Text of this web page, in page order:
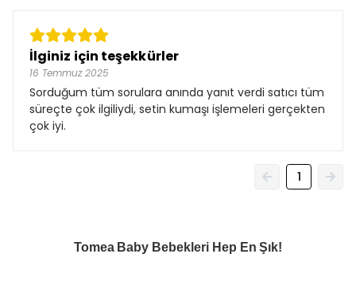
İlginiz için teşekkürler
16 Temmuz 2025
Sorduğum tüm sorulara anında yanıt verdi satıcı tüm
süreçte çok ilgiliydi, setin kumaşı işlemeleri gerçekten
çok iyi.
1
Tomea Baby Bebekleri Hep En Şık!